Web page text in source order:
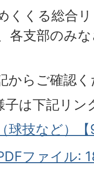
くくる総合
各支部のみ
からご確認
子は下記リ
球技など）
ファイル: